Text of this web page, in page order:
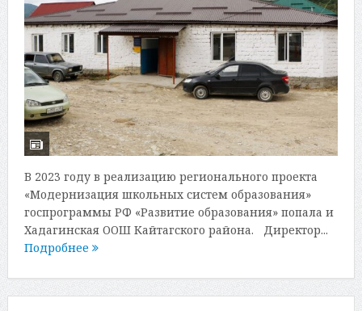
В 2023 году в реализацию регионального проекта
«Модернизация школьных систем образования»
госпрограммы РФ «Развитие образования» попала и
Хадагинская ООШ Кайтагского района. Директор...
Подробнее